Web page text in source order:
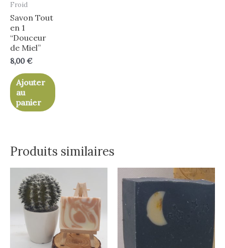
Froid
Savon Tout
en 1
“Douceur
de Miel”
8,00€
Ajouter
au
panier
Produits similaires